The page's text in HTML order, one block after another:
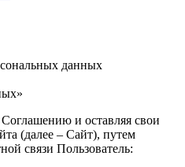
данных
и оставляя свои
(далее – Сайт), путем
связи Пользователь: